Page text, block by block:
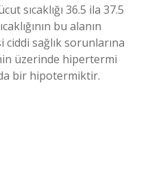
sıcaklığı 36.5 ila 37.5
bu alanın
ciddi sağlık sorunlarına
üzerinde hipertermi
bir hipotermiktir.